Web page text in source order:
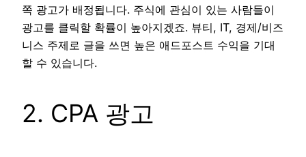
쪽 광고가 배정됩니다. 주식에 관심이 있는 사람들이
광고를 클릭할 확률이 높아지겠죠. 뷰티, IT, 경제/비즈
니스 주제로 글을 쓰면 높은 애드포스트 수익을 기대
할 수 있습니다.
2. CPA 광고